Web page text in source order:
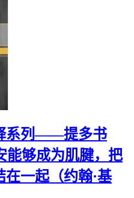
系列——提多书
够成为肌腱，把
一起（约翰·基